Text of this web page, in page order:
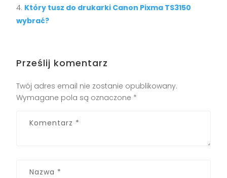
Który tusz do drukarki Canon Pixma TS3150
wybrać?
Prześlij komentarz
Twój adres email nie zostanie opublikowany.
Wymagane pola są oznaczone *